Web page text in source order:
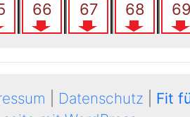
Datenschutz Fit